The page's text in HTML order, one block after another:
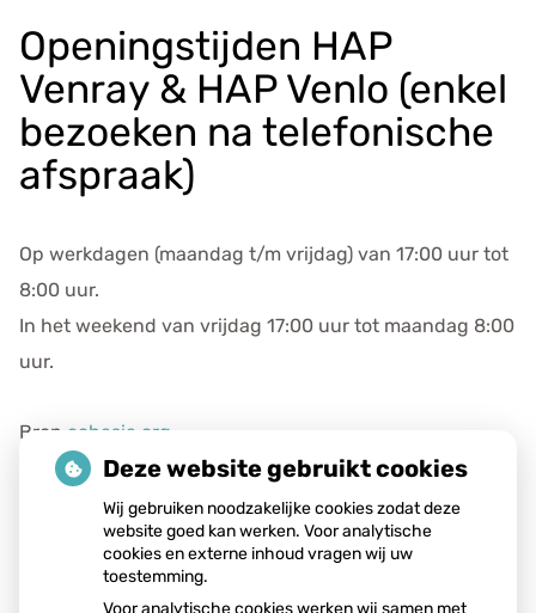
e
g
e
v
e
n
Openingstijden HAP
Venray & HAP Venlo (enkel
bezoeken na telefonische
afspraak)
Op werkdagen (maandag t/m vrijdag) van 17:00 uur tot
8:00 uur.
In het weekend van vrijdag 17:00 uur tot maandag 8:00
uur.
Bron cohesie.org
Deze website gebruikt cookies
Wij gebruiken noodzakelijke cookies zodat deze
website goed kan werken. Voor analytische
cookies en externe inhoud vragen wij uw
toestemming.
Voor analytische cookies werken wij samen met